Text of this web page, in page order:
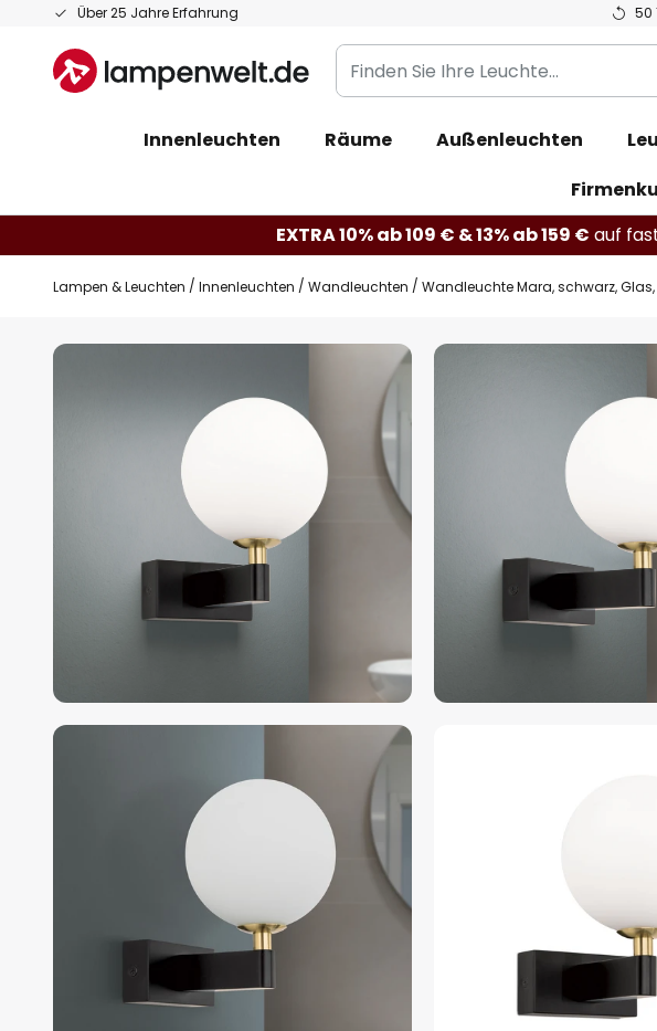
Über 25 Jahre Erfahrung 50
Zum
springen
Finden
Sie
Leuchte...
Innenleuchten Räume Außenleuchten
EXTRA 10% ab 109 € & 13% ab 159 € auf
Lampen & Leuchten Innenleuchten Wandleuchten Wandleuchte Mara, schwarz, Glas,
Zum